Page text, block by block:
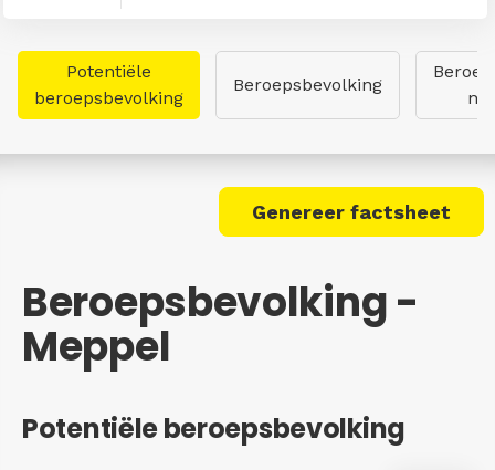
Potentiële
beroepsbevolking
Beroepsbevolking
Genereer factsheet
Beroepsbevolking -
Meppel
Potentiële beroepsbevolking